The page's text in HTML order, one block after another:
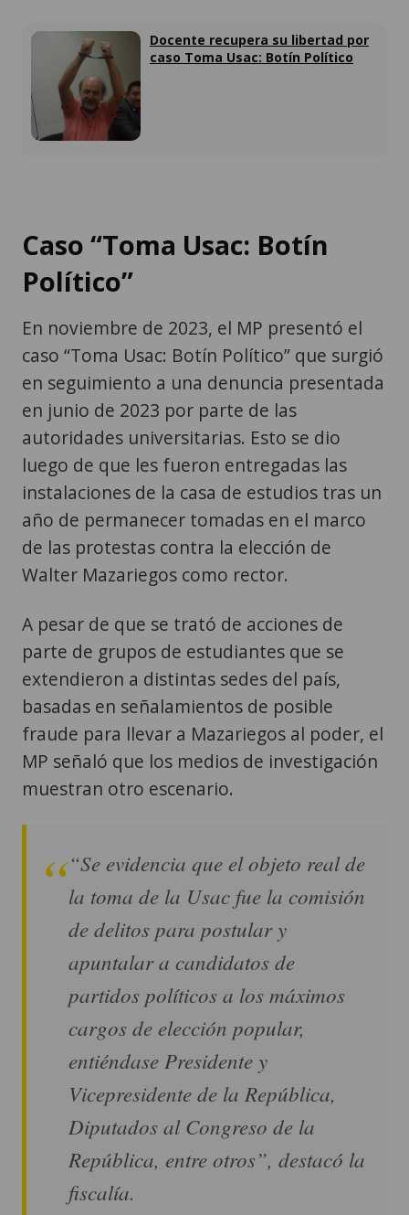
Docente recupera su libertad por
caso Toma Usac: Botín Político
Caso “Toma Usac: Botín
Político”
En noviembre de 2023, el MP presentó el
caso “Toma Usac: Botín Político” que surgió
en seguimiento a una denuncia presentada
en junio de 2023 por parte de las
autoridades universitarias. Esto se dio
luego de que les fueron entregadas las
instalaciones de la casa de estudios tras un
año de permanecer tomadas en el marco
de las protestas contra la elección de
Walter Mazariegos como rector.
A pesar de que se trató de acciones de
parte de grupos de estudiantes que se
extendieron a distintas sedes del país,
basadas en señalamientos de posible
fraude para llevar a Mazariegos al poder, el
MP señaló que los medios de investigación
muestran otro escenario.
“Se evidencia que el objeto real de
la toma de la Usac fue la comisión
de delitos para postular y
apuntalar a candidatos de
partidos políticos a los máximos
cargos de elección popular,
entiéndase Presidente y
Vicepresidente de la República,
Diputados al Congreso de la
República, entre otros”, destacó la
fiscalía.